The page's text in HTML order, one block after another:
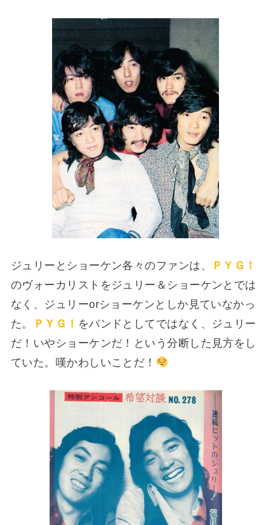
ジュリーとショーケン各々のファンは、
ＰＹＧ！
のヴォーカリストをジュリー＆ショーケンとでは
なく、ジュリーorショーケンとしか見ていなかっ
た。
ＰＹＧ！ をバンドとしてではなく、ジュリー
だ！いやショーケンだ！という分断した見方をし
ていた。嘆かわしいことだ！